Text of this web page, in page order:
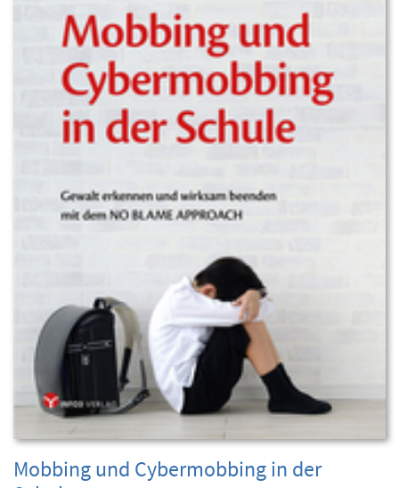
Mobbing und Cybermobbing in der